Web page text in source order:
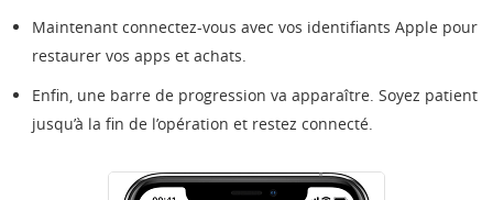
Maintenant connectez-vous avec vos identifiants Apple pour
restaurer vos apps et achats.
Enfin, une barre de progression va apparaître. Soyez patient
jusqu’à la fin de l’opération et restez connecté.